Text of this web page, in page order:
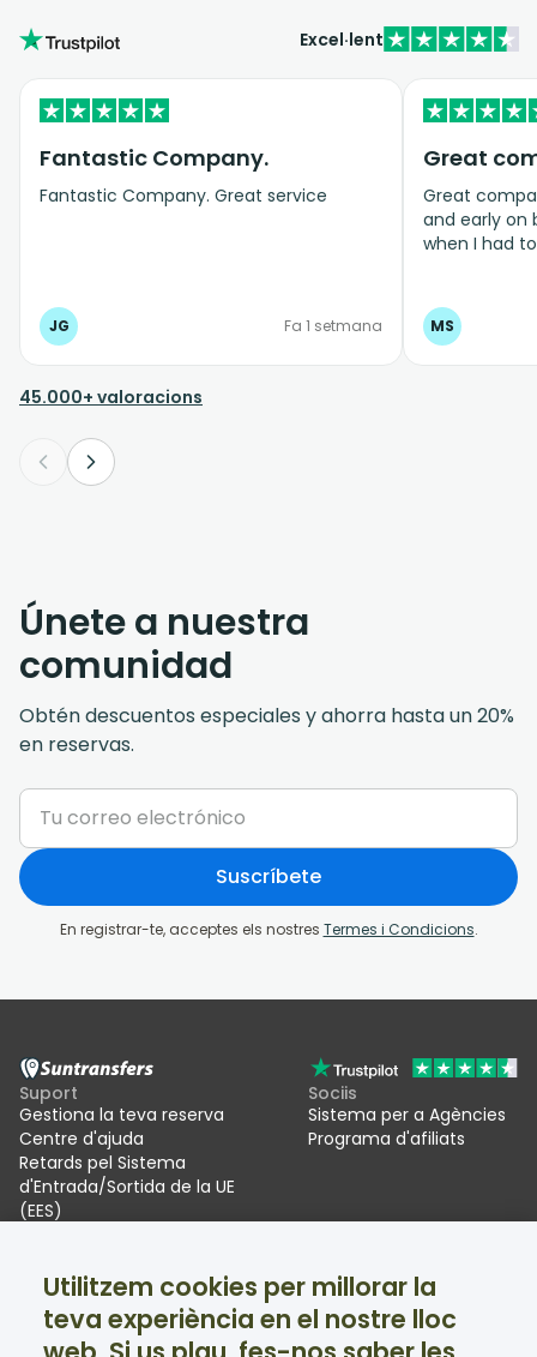
Excel·lent
Fantastic Company.
Fantastic Company. Great service
JG Fa 1 setmana
Great
Great
and early on
when I had
MS
45.000+ valoracions
Únete a nuestra
comunidad
Obtén descuentos especiales y ahorra hasta un 20%
en reservas.
Suscríbete
En registrar-te, acceptes els nostres Termes i Condicions.
Suport
Gestiona la teva reserva
Centre d'ajuda
Retards pel Sistema
d'Entrada/Sortida de la UE
(EES)
Sociis
Sistema per a Agències
Programa d'afiliats
Qui som
Ressenyes
Trasllats per a estacions
Facebook
Twitter
Utilitzem cookies per millorar la
teva experiència en el nostre lloc